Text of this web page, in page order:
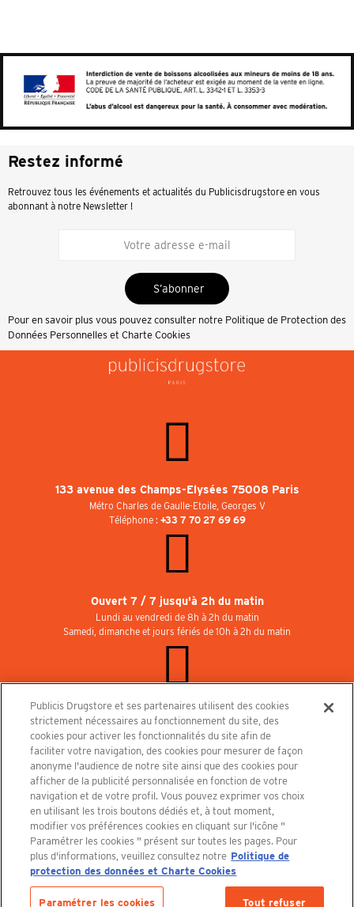
Restez informé
Retrouvez tous les événements et actualités du Publicisdrugstore en vous
abonnant à notre Newsletter !
S’abonner
Pour en savoir plus vous pouvez consulter notre Politique de Protection des
Données Personnelles et Charte Cookies
133 avenue des Champs-Elysées 75008 Paris
Métro Charles de Gaulle-Etoile, Georges V
Téléphone : +33 7 70 27 69 69
Ouvert 7 / 7 jusqu'à 2h du matin
Lundi au vendredi de 8h à 2h du matin
Samedi, dimanche et jours fériés de 10h à 2h du matin
Rejoignez-nous au Publicisdrugstore !
Nous recrutons pour les boutiques, le restaurant et le cinéma. Contactez-nous :
recrutement@publicisdrugstore.com
Conditions générales de vente
Mentions légales
Politique de Protection des Données Personnelles et Charte
Cookies
Découvrez le PUBLICISDRUGSTORE
Publicis Drugstore et ses partenaires utilisent des cookies
strictement nécessaires au fonctionnement du site, des
cookies pour activer les fonctionnalités du site afin de
faciliter votre navigation, des cookies pour mesurer de façon
anonyme l'audience de notre site ainsi que des cookies pour
afficher de la publicité personnalisée en fonction de votre
navigation et de votre profil. Vous pouvez exprimer vos choix
en utilisant les trois boutons dédiés et, à tout moment,
modifier vos préférences cookies en cliquant sur l'icône "
Paramétrer les cookies " présent sur toutes les pages. Pour
plus d'informations, veuillez consultez notre Politique de
protection des données et Charte Cookies
Paramétrer les cookies Tout refuser